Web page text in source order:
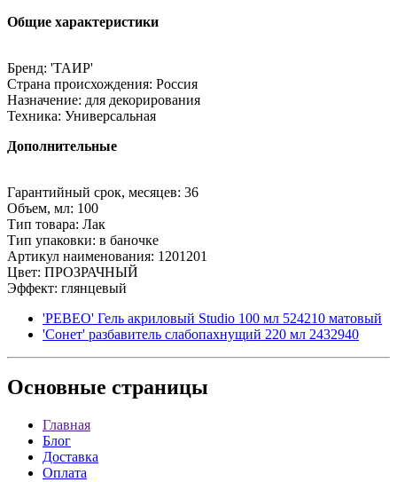
Общие характеристики
Бренд: 'ТАИР'
Страна происхождения: Россия
Назначение: для декорирования
Техника: Универсальная
Дополнительные
Гарантийный срок, месяцев: 36
Объем, мл: 100
Тип товара: Лак
Тип упаковки: в баночке
Артикул наименования: 1201201
Цвет: ПРОЗРАЧНЫЙ
Эффект: глянцевый
'PEBEO' Гель акриловый Studio 100 мл 524210 матовый
'Сонет' разбавитель слабопахнущий 220 мл 2432940
Основные страницы
Главная
Блог
Доставка
Оплата